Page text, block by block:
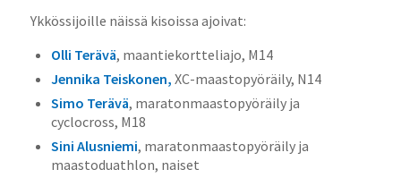
Ykkössijoille näissä kisoissa ajoivat:
Olli Terävä, maantiekortteliajo, M14
Jennika Teiskonen, XC-maastopyöräily, N14
Simo Terävä, maratonmaastopyöräily ja
cyclocross, M18
Sini Alusniemi, maratonmaastopyöräily ja
maastoduathlon, naiset